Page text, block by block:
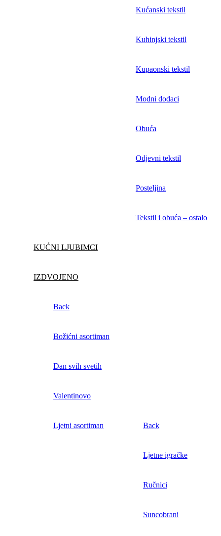
Kućanski tekstil
Kuhinjski tekstil
Kupaonski tekstil
Modni dodaci
Obuća
Odjevni tekstil
Posteljina
Tekstil i obuća – ostalo
KUĆNI LJUBIMCI
IZDVOJENO
Back
Božićni asortiman
Dan svih svetih
Valentinovo
Ljetni asortiman Back
Ljetne igračke
Ručnici
Suncobrani